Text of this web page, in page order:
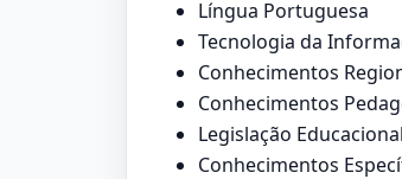
Língua Portuguesa
Tecnologia da
Conhecimentos
Conhecimentos
Legislação Educacional
Conhecimentos